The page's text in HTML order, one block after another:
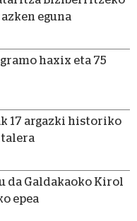
eguna
haxix eta 75
17 argazki historiko
da Galdakaoko Kirol
epea